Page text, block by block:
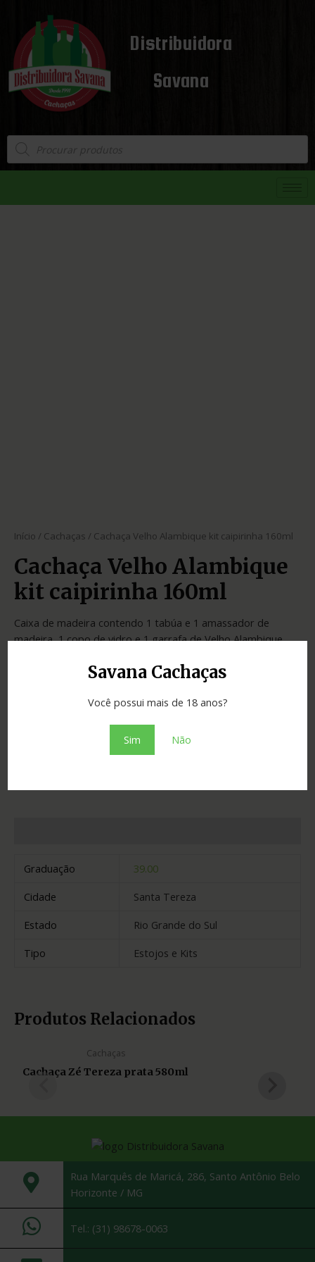
Savana Cachaças
Você possui mais de 18 anos?
Sim Não
Distribuidora
Savana
Início / Cachaças / Cachaça Velho Alambique kit caipirinha 160ml
Cachaça Velho Alambique
kit caipirinha 160ml
Caixa de madeira contendo 1 tabúa e 1 amassador de
madeira ,1 copo de vidro e 1 garrafa de Velho Alambique
Categoria:
Adicionar ao orçamento
Graduação
39.00
Cidade
Santa Tereza
Estado
Rio Grande do Sul
Tipo
Estojos e Kits
Produtos Relacionados
Cachaças
Cachaça Zé Tereza prata 580ml
Rua Marquês de Maricá, 286, Santo Antônio Belo
Horizonte / MG
Tel.: (31) 98678-0063